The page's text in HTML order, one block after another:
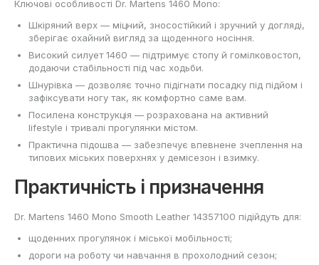
Ключові особливості Dr. Martens 1460 Mono:
Шкіряний верх — міцний, зносостійкий і зручний у догляді,
зберігає охайний вигляд за щоденного носіння.
Високий силует 1460 — підтримує стопу й гомілковостоп,
додаючи стабільності під час ходьби.
Шнурівка — дозволяє точно підігнати посадку під підйом і
зафіксувати ногу так, як комфортно саме вам.
Посилена конструкція — розрахована на активний
lifestyle і тривалі прогулянки містом.
Практична підошва — забезпечує впевнене зчеплення на
типових міських поверхнях у демісезон і взимку.
Практичність і призначення
Dr. Martens 1460 Mono Smooth Leather 14357100 підійдуть для:
щоденних прогулянок і міської мобільності;
дороги на роботу чи навчання в прохолодний сезон;